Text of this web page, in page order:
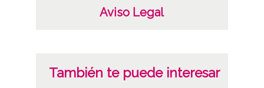
Aviso Legal
También te puede interesar